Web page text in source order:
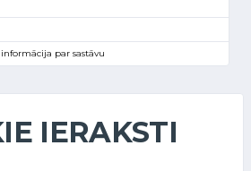
informācija par sastāvu
IERAKSTI